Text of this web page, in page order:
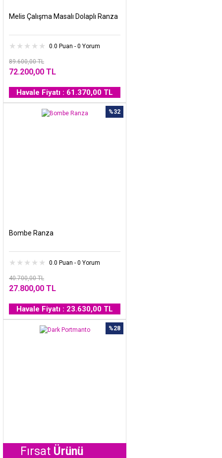
Melis Çalışma Masalı Dolaplı Ranza
0.0 Puan - 0 Yorum
89.600,00 TL
72.200,00 TL
Havale Fiyatı : 61.370,00 TL
%32
Bombe Ranza
0.0 Puan - 0 Yorum
40.700,00 TL
27.800,00 TL
Havale Fiyatı : 23.630,00 TL
%28
Ürünü